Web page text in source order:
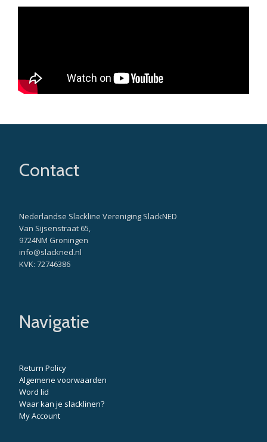
Contact
Nederlandse Slackline Vereniging SlackNED
Van Sijsenstraat 65,
9724NM Groningen
info@slackned.nl
KVK: 72746386
Navigatie
Return Policy
Algemene voorwaarden
Word lid
Waar kan je slacklinen?
My Account